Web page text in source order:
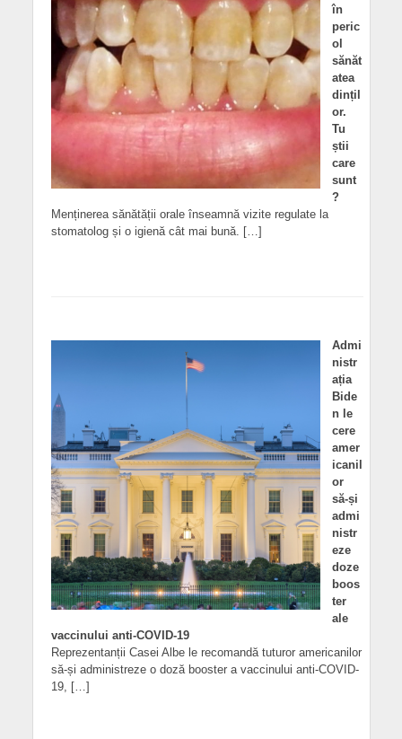
în
peric
ol
sănăt
atea
dințil
or.
Tu
știi
care
sunt
?
Menținerea sănătății orale înseamnă vizite regulate la
stomatolog și o igienă cât mai bună. […]
Admi
nistr
ația
Bide
n le
cere
amer
icanil
or
să-și
admi
nistr
eze
doze
boos
ter
ale
vaccinului anti-COVID-19
Reprezentanții Casei Albe le recomandă tuturor americanilor
să-și administreze o doză booster a vaccinului anti-COVID-
19, […]